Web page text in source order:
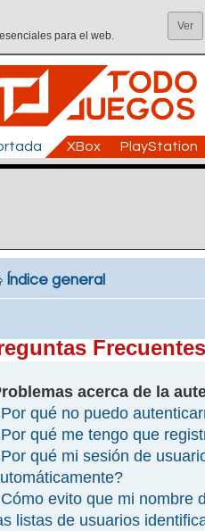
para el web.
Ver
XBox PlayStation
Índice general
Frecuentes
acerca de la
qué no puedo
qué me tengo que
qué mi sesión de
evito que mi nombre
listas de usuarios